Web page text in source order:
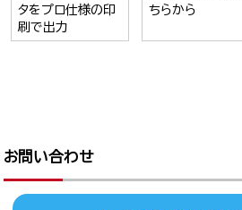
タをプロ仕様の印
刷で出力
ちらから
お問い合わせ